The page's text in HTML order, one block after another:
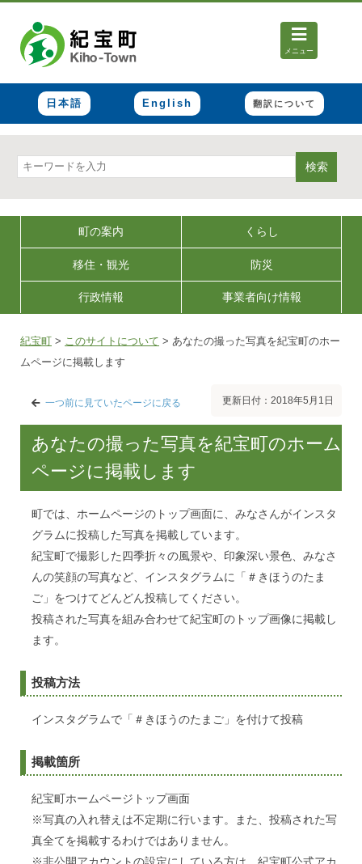
メニュー
日本語 English 翻訳について
検索
町の案内 くらし
移住・観光 防災
行政情報 事業者向け情報
紀宝町 > このサイトについて > あなたの撮った写真を紀宝町のホー
ムページに掲載します
一つ前に見ていたページに戻る 更新日付：2018年5月1日
あなたの撮った写真を紀宝町のホーム
ページに掲載します
町では、ホームページのトップ画面に、みなさんがインスタ
グラムに投稿した写真を掲載しています。
紀宝町で撮影した四季折々の風景や、印象深い景色、みなさ
んの笑顔の写真など、インスタグラムに「＃きほうのたま
ご」をつけてどんどん投稿してください。
投稿された写真を組み合わせて紀宝町のトップ画像に掲載し
ます。
投稿方法
インスタグラムで「＃きほうのたまご」を付けて投稿
掲載箇所
紀宝町ホームページトップ画面
※写真の入れ替えは不定期に行います。また、投稿された写
真全てを掲載するわけではありません。